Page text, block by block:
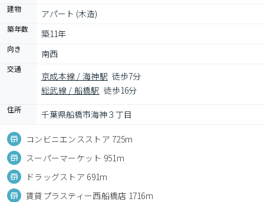
建物 アパート (木造)
築年数 築11年
向き 南西
交通
京成本線 / 海神駅 徒歩7分
総武線 / 船橋駅 徒歩16分
住所 千葉県船橋市海神３丁目
コンビニエンスストア 725m
スーパーマーケット 951m
ドラッグストア 691m
賃貸プラスティー西船橋店 1716m